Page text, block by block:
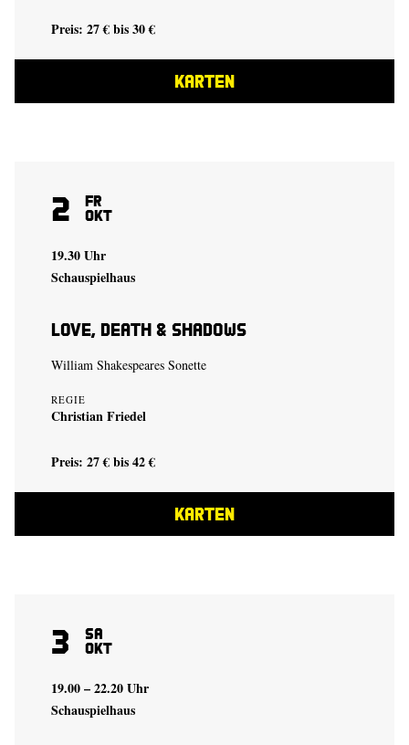
Preis: 27 € bis 30 €
KARTEN
2 Fr
Okt
19.30 Uhr
Schauspielhaus
Love, Death & Shadows
William Shakespeares Sonette
REGIE
Christian Friedel
Preis: 27 € bis 42 €
KARTEN
3 Sa
Okt
19.00 – 22.20 Uhr
Schauspielhaus